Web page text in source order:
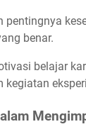
pentingnya
benar.
belajar
kegiatan